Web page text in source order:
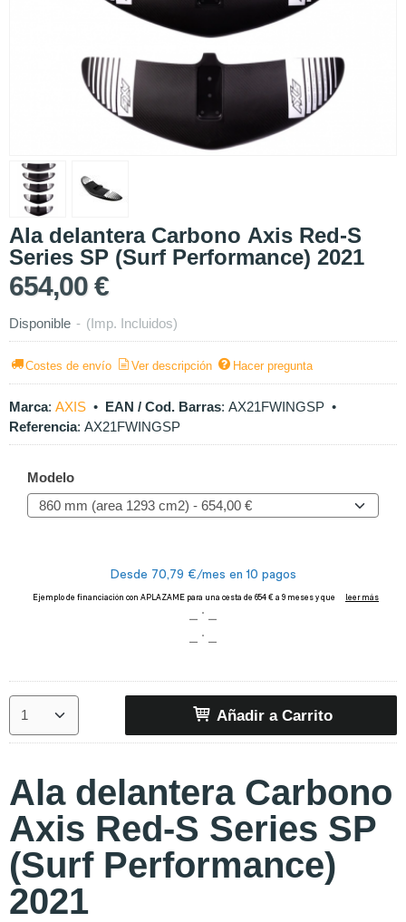
Ala delantera Carbono Axis Red-S
Series SP (Surf Performance) 2021
654,00 €
Disponible - (Imp. Incluidos)
Costes de envío Ver descripción Hacer pregunta
Marca: AXIS • EAN / Cod. Barras: AX21FWINGSP •
Referencia: AX21FWINGSP
Modelo
Añadir a Carrito
Ala delantera Carbono
Axis Red-S Series SP
(Surf Performance)
2021